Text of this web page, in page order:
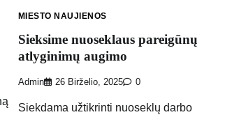
MIESTO NAUJIENOS
Sieksime nuoseklaus pareigūnų
atlyginimų augimo
Admin 26 Birželio, 2025 0
Siekdama užtikrinti nuoseklų darbo